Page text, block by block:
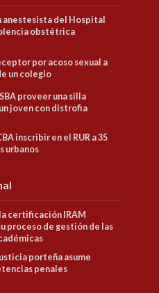
anestesista del Hospital
obstétrica
por acoso sexual a
un colegio
proveer una silla
joven con distrofia
inscribir en el RUR a 35
urbanos
certificación IRAM
proceso de gestión de las
porteña asume
penales